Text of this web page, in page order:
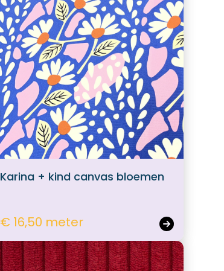
Karina + kind canvas bloemen
€ 16,50 meter